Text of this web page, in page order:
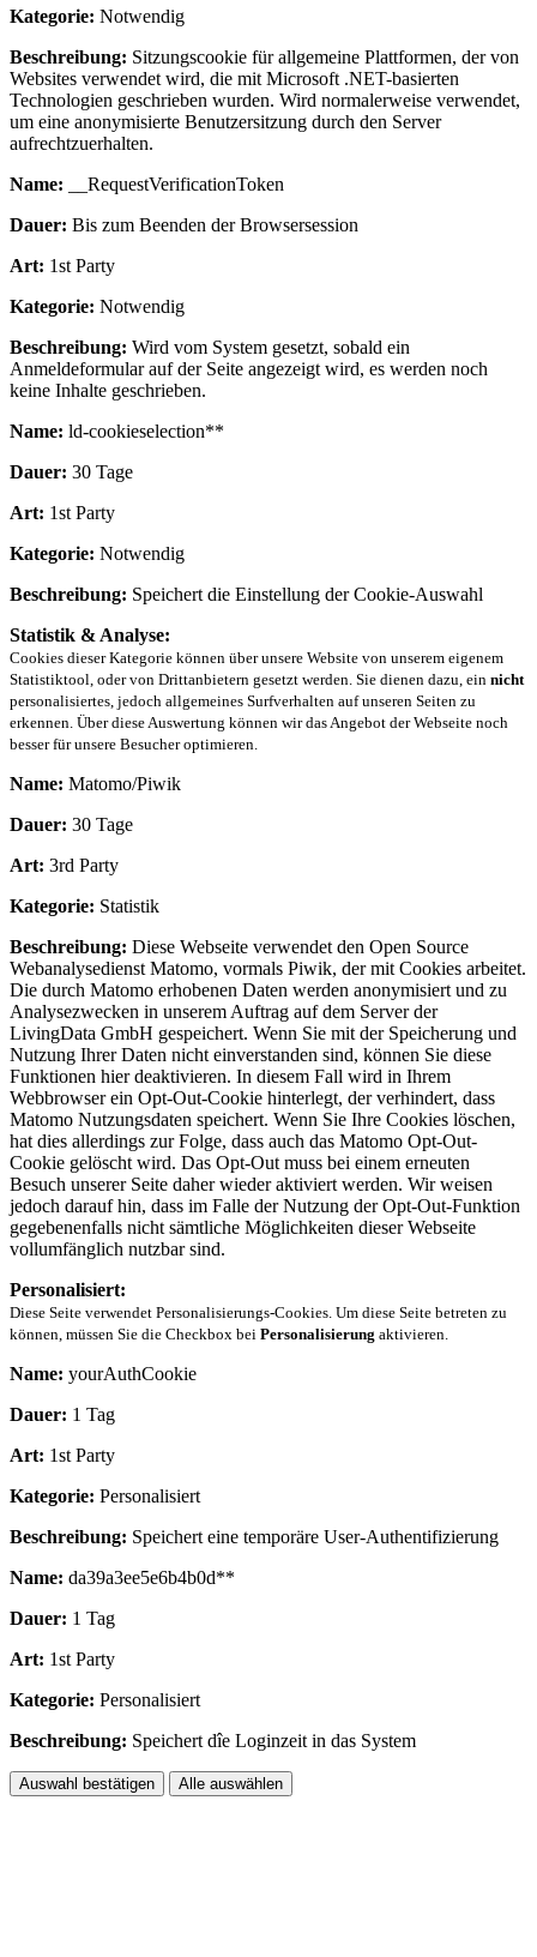
Kategorie: Notwendig
Beschreibung: Sitzungscookie für allgemeine Plattformen, der von
Websites verwendet wird, die mit Microsoft .NET-basierten
Technologien geschrieben wurden. Wird normalerweise verwendet,
um eine anonymisierte Benutzersitzung durch den Server
aufrechtzuerhalten.
Name: __RequestVerificationToken
Dauer: Bis zum Beenden der Browsersession
Art: 1st Party
Kategorie: Notwendig
Beschreibung: Wird vom System gesetzt, sobald ein
Anmeldeformular auf der Seite angezeigt wird, es werden noch
keine Inhalte geschrieben.
Name: ld-cookieselection**
Dauer: 30 Tage
Art: 1st Party
Kategorie: Notwendig
Beschreibung: Speichert die Einstellung der Cookie-Auswahl
Statistik & Analyse:
Cookies dieser Kategorie können über unsere Website von unserem eigenem
Statistiktool, oder von Drittanbietern gesetzt werden. Sie dienen dazu, ein nicht
personalisiertes, jedoch allgemeines Surfverhalten auf unseren Seiten zu
erkennen. Über diese Auswertung können wir das Angebot der Webseite noch
besser für unsere Besucher optimieren.
Name: Matomo/Piwik
Dauer: 30 Tage
Art: 3rd Party
Kategorie: Statistik
Beschreibung: Diese Webseite verwendet den Open Source
Webanalysedienst Matomo, vormals Piwik, der mit Cookies arbeitet.
Die durch Matomo erhobenen Daten werden anonymisiert und zu
Analysezwecken in unserem Auftrag auf dem Server der
LivingData GmbH gespeichert. Wenn Sie mit der Speicherung und
Nutzung Ihrer Daten nicht einverstanden sind, können Sie diese
Funktionen hier deaktivieren. In diesem Fall wird in Ihrem
Webbrowser ein Opt-Out-Cookie hinterlegt, der verhindert, dass
Matomo Nutzungsdaten speichert. Wenn Sie Ihre Cookies löschen,
hat dies allerdings zur Folge, dass auch das Matomo Opt-Out-
Cookie gelöscht wird. Das Opt-Out muss bei einem erneuten
Besuch unserer Seite daher wieder aktiviert werden. Wir weisen
jedoch darauf hin, dass im Falle der Nutzung der Opt-Out-Funktion
gegebenenfalls nicht sämtliche Möglichkeiten dieser Webseite
vollumfänglich nutzbar sind.
Personalisiert:
Diese Seite verwendet Personalisierungs-Cookies. Um diese Seite betreten zu
können, müssen Sie die Checkbox bei Personalisierung aktivieren.
Name: yourAuthCookie
Dauer: 1 Tag
Art: 1st Party
Kategorie: Personalisiert
Beschreibung: Speichert eine temporäre User-Authentifizierung
Name: da39a3ee5e6b4b0d**
Dauer: 1 Tag
Art: 1st Party
Kategorie: Personalisiert
Beschreibung: Speichert dîe Loginzeit in das System
Auswahl bestätigen Alle auswählen